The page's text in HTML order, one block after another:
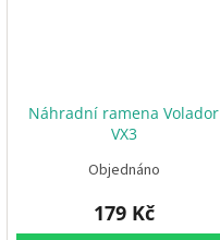
Náhradní ramena Volador
VX3
Objednáno
179 Kč